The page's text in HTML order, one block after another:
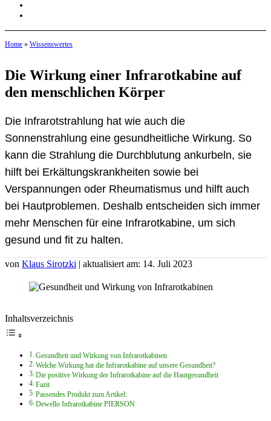
Home » Wissenswertes
Die Wirkung einer Infrarotkabine auf
den menschlichen Körper
Die Infrarotstrahlung hat wie auch die
Sonnenstrahlung eine gesundheitliche Wirkung. So
kann die Strahlung die Durchblutung ankurbeln, sie
hilft bei Erkältungskrankheiten sowie bei
Verspannungen oder Rheumatismus und hilft auch
bei Hautproblemen. Deshalb entscheiden sich immer
mehr Menschen für eine Infrarotkabine, um sich
gesund und fit zu halten.
von Klaus Sirotzki | aktualisiert am: 14. Juli 2023
Inhaltsverzeichnis
Gesundheit und Wirkung von Infrarotkabinen
Welche Wirkung hat die Infrarotkabine auf unsere Gesundheit?
Die positive Wirkung der Infrarotkabine auf die Hautgesundheit
Fazit
Passendes Produkt zum Artikel:
Dewello Infrarotkabine PIERSON